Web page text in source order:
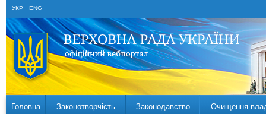
УКР ENG
Головна Законотворчість Законодавство Очищення